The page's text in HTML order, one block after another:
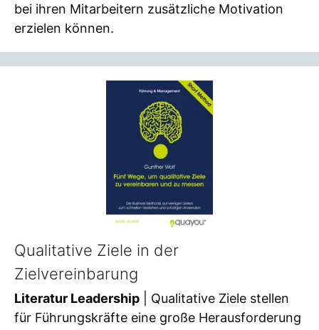
bei ihren Mitarbeitern zusätzliche Motivation
erzielen können.
Qualitative Ziele in der
Zielvereinbarung
Literatur Leadership | Qualitative Ziele stellen
für Führungskräfte eine große Herausforderung